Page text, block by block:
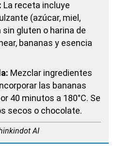
La receta incluye
(azúcar, miel,
gluten o harina de
bananas y esencia
Mezclar ingredientes
las bananas
40 minutos a 180°C. Se
secos o chocolate.
AI